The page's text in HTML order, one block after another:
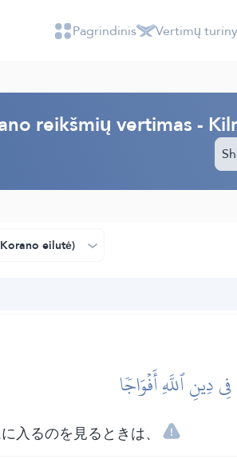
Pagrindinis Vertimų
reikšmių vertimas -
eilutė)
دِينِ ٱللَّهِ أَفۡوَاجٗا
入るのを見るときは、